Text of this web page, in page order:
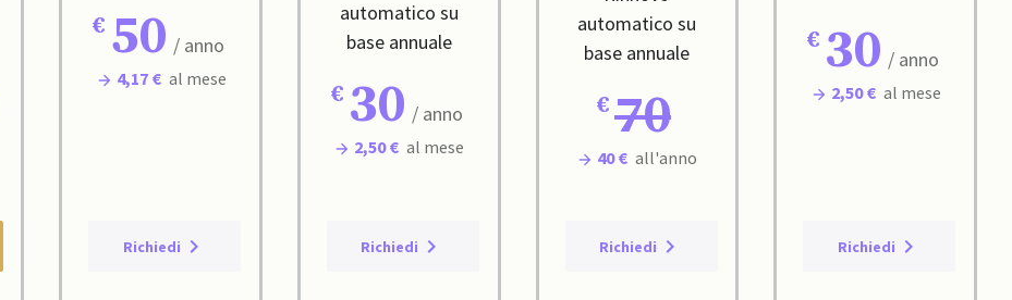
50 / anno
4,17 € al mese
Richiedi
automatico su
base annuale
30 / anno
2,50 € al mese
Richiedi
automatico su
base annuale
70
40 € all'anno
Richiedi
30 / anno
2,50 € al mese
Richiedi